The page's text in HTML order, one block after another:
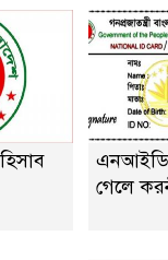
এনআইডি
গেলে